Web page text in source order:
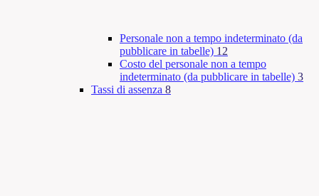
Personale non a tempo indeterminato (da
pubblicare in tabelle) 12
Costo del personale non a tempo
indeterminato (da pubblicare in tabelle) 3
Tassi di assenza 8